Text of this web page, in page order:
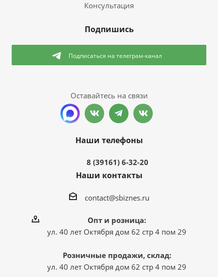
Консультация
Подпишись
Подписаться на телеграм-канал
Оставайтесь на связи
Наши телефоны
8 (39161) 6-32-20
Наши контакты
contact@sbiznes.ru
Опт и розница:
ул. 40 лет Октября дом 62 стр 4 пом 29
Розничные продажи, склад:
ул. 40 лет Октября дом 62 стр 4 пом 29